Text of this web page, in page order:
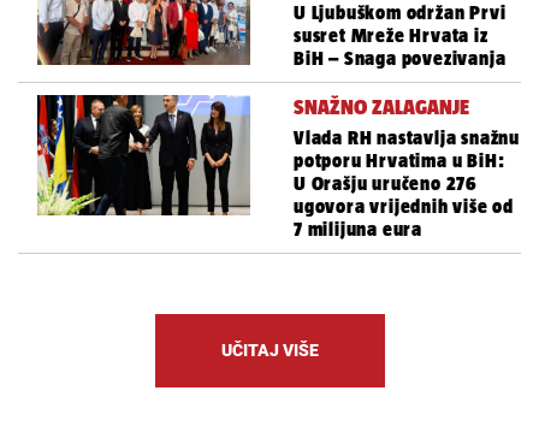
U Ljubuškom održan Prvi
susret Mreže Hrvata iz
BiH – Snaga povezivanja
SNAŽNO ZALAGANJE
Vlada RH nastavlja snažnu
potporu Hrvatima u BiH:
U Orašju uručeno 276
ugovora vrijednih više od
7 milijuna eura
UČITAJ VIŠE